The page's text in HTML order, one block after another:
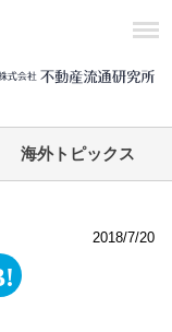
海外トピックス
2018/7/20